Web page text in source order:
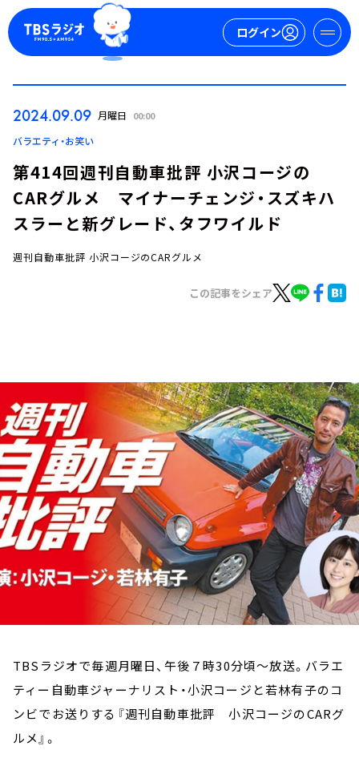
ログイン
ログイン
イベント・グッズ
YouTube
会社情報
2024.09.09 月曜日 00:00
バラエティ・お笑い
第414回週刊自動車批評 小沢コージの
CARグルメ マイナーチェンジ・スズキハ
スラーと新グレード、タフワイルド
週刊自動車批評 小沢コージのCARグルメ
この記事をシェア
TBSラジオで毎週月曜日、午後７時30分頃～放送。バラエ
ティー自動車ジャーナリスト・小沢コージと若林有子のコ
ンビでお送りする『週刊自動車批評 小沢コージのCARグ
ルメ』。